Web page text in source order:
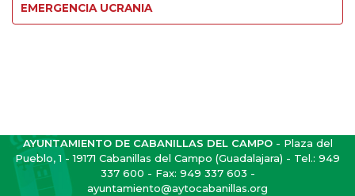
EMERGENCIA UCRANIA
AYUNTAMIENTO DE CABANILLAS DEL CAMPO- Plaza del
Pueblo, 1 - 19171 Cabanillas del Campo (Guadalajara) - Tel.: 949
337 600 - Fax: 949 337 603 -
ayuntamiento@aytocabanillas.org